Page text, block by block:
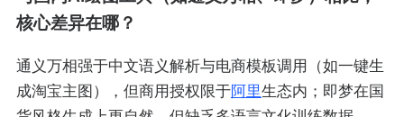
核心差异在哪？
通义万相强于中文语义解析与电商模板调用（如一键生
成淘宝主图），但商用授权限于阿里生态内；即梦在国